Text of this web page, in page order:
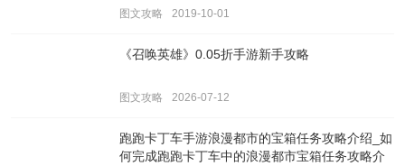
图文攻略 2019-10-01
《召唤英雄》0.05折手游新手攻略
图文攻略 2026-07-12
跑跑卡丁车手游浪漫都市的宝箱任务攻略介绍_如
何完成跑跑卡丁车中的浪漫都市宝箱任务攻略介